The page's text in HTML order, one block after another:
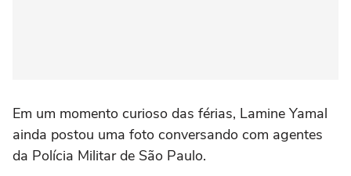
Em um momento curioso das férias, Lamine Yamal
ainda postou uma foto conversando com agentes
da Polícia Militar de São Paulo.